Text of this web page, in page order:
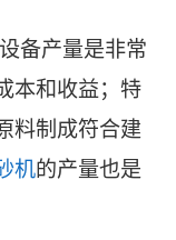
备产量是非常
本和收益；特
料制成符合建
机的产量也是